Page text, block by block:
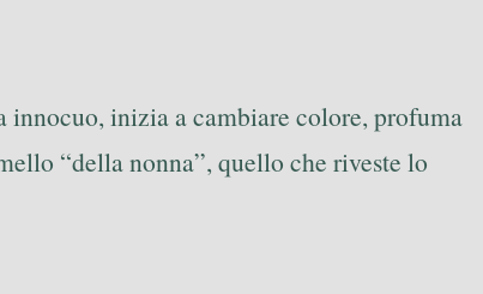
innocuo, inizia a cambiare colore, profuma
“della nonna”, quello che riveste lo